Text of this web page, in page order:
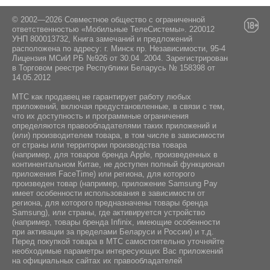
Android 15
Комплектация:
Инструкция / Зарядное устройство
Навигация:
GPS / ГЛОНАСС / BeiDou / Galileo
Минский район, Боровлянский сельсовет, дом
103/3-7, пом. 7-50, район д.Дроздово
© 2002—2026 Совместное общество с ограниченной
ответственностью «Мобильные ТелеСистемы». 220012
УНП 800013732, Книга замечаний и предложений
расположена по адресу: г. Минск пр. Независимости, 95-4
Лицензия МСиИ РБ №926 от 30.04 .2004. Зарегистрирован
в Торговом реестре Республики Беларусь № 158398 от
14.05.2012
МТС как продавец не гарантирует работу любых
приложений, включая предустановленные, в связи с тем,
что их доступность и программные ограничения
определяются правообладателями таких приложений и
(или) производителем товара, в том числе в зависимости
от страны или территории производства товара
(например, для товаров бренда Apple, произведенных в
континентальном Китае, не доступен полный функционал
приложения FaceTime) или региона, для которого
произведен товар (например, приложение Samsung Pay
имеет особенности использования в зависимости от
региона, для которого предназначены товары бренда
Samsung), или страны, где активируется устройство
(например, товары бренда Infiniх, имеющие особенности
при активации за пределами Беларуси и России) и т.д.
Перед покупкой товара в МТС самостоятельно уточняйте
необходимые параметры интересующих Вас приложений
на официальных сайтах их правообладателей